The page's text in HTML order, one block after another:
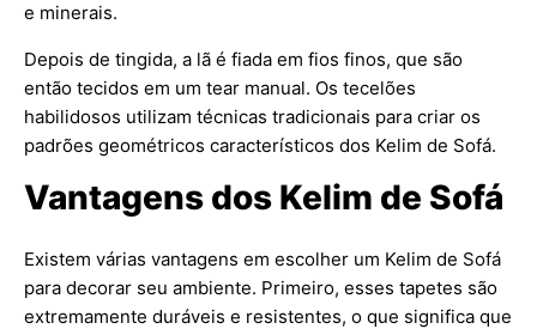
e minerais.
Depois de tingida, a lã é fiada em fios finos, que são
então tecidos em um tear manual. Os tecelões
habilidosos utilizam técnicas tradicionais para criar os
padrões geométricos característicos dos Kelim de Sofá.
Vantagens dos Kelim de Sofá
Existem várias vantagens em escolher um Kelim de Sofá
para decorar seu ambiente. Primeiro, esses tapetes são
extremamente duráveis e resistentes, o que significa que